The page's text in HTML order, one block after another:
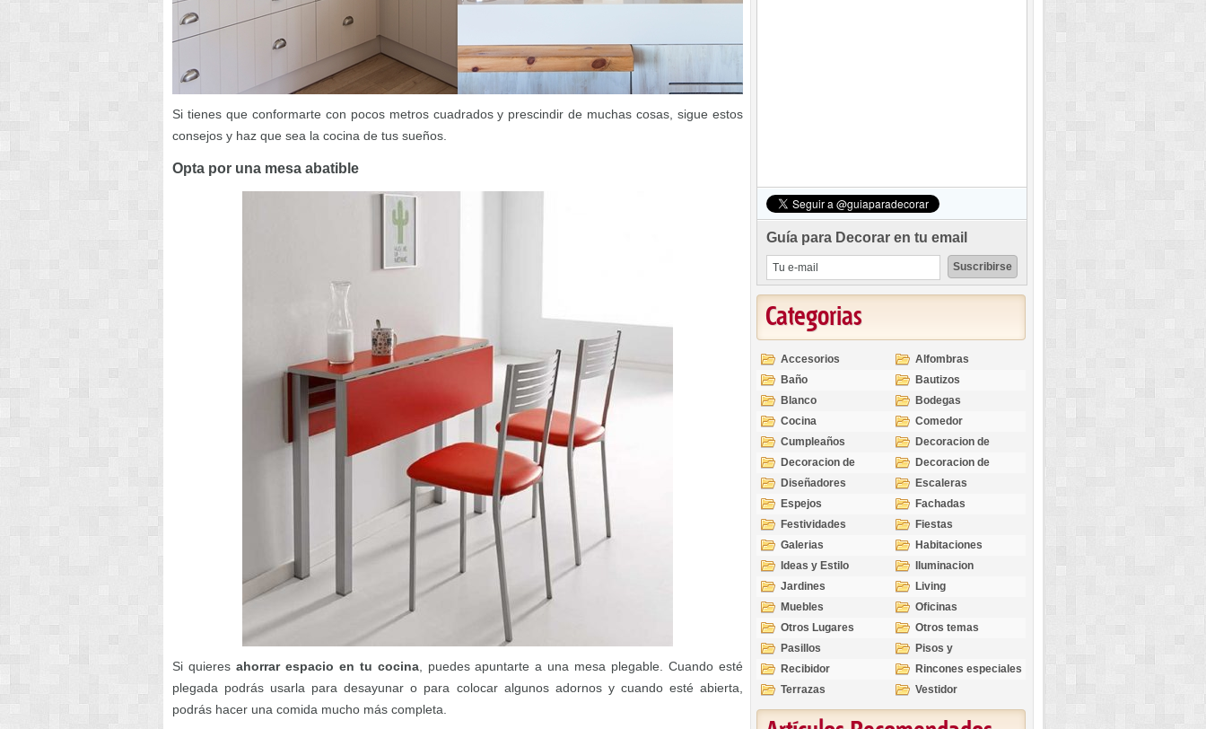
Si tienes que conformarte con pocos metros cuadrados y prescindir de muchas cosas, sigue estos
consejos y haz que sea la cocina de tus sueños.
Opta por una mesa abatible
Si quieres ahorrar espacio en tu cocina, puedes apuntarte a una mesa plegable. Cuando esté
plegada podrás usarla para desayunar o para colocar algunos adornos y cuando esté abierta,
podrás hacer una comida mucho más completa.
Guía para Decorar en tu email
Categorias
Accesorios
Alfombras
Baño
Bautizos
Blanco
Bodegas
Cocina
Comedor
Cumpleaños
Decoracion de
Exteriores
Decoracion de
Interiores
Decoracion de
Ocasiones
Diseñadores
Escaleras
Espejos
Fachadas
Festividades
Fiestas
Galerias
Habitaciones
Ideas y Estilo
Iluminacion
Jardines
Living
Muebles
Oficinas
Otros Lugares
Otros temas
Pasillos
Pisos y
revestimientos
Recibidor
Rincones especiales
Terrazas
Vestidor